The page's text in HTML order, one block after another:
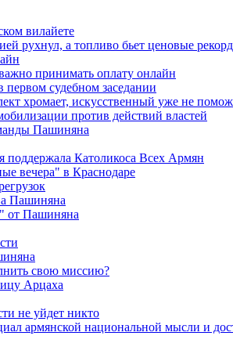
вилайете
рухнул, а топливо бьет ценовые
принимать оплату онлайн
судебном заседании
хромает, искусственный уже не
против действий властей
Пашиняна
поддержала Католикоса Всех Армян
вечера" в Краснодаре
Пашиняна
от Пашиняна
свою миссию?
Арцаха
не уйдет никто
армянской национальной мысли и